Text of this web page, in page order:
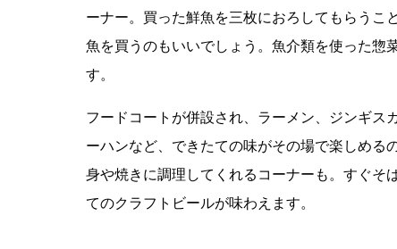
ーナー。買った鮮魚を三枚におろしてもらう
魚を買うのもいいでしょう。魚介類を使った惣
す。
フードコートが併設され、ラーメン、ジンギス
ーハンなど、できたての味がその場で楽しめる
身や焼きに調理してくれるコーナーも。すぐそ
てのクラフトビールが味わえます。